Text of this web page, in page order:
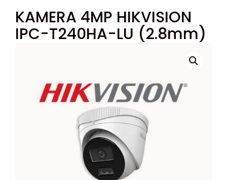
KAMERA 4MP HIKVISION
IPC-T240HA-LU (2.8mm)